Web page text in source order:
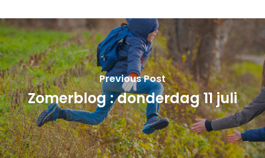
Previous Post
Zomerblog : donderdag 11 juli